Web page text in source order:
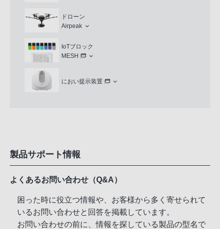
ドローン
Airpeak
IoTブロック
MESH
におい提示装置
製品サポート情報
よくあるお問い合わせ（Q&A）
困った時に役立つ情報や、お客様から多く寄せられて
いるお問い合わせと回答を掲載しています。
お問い合わせの前に、情報を探している製品の型名で